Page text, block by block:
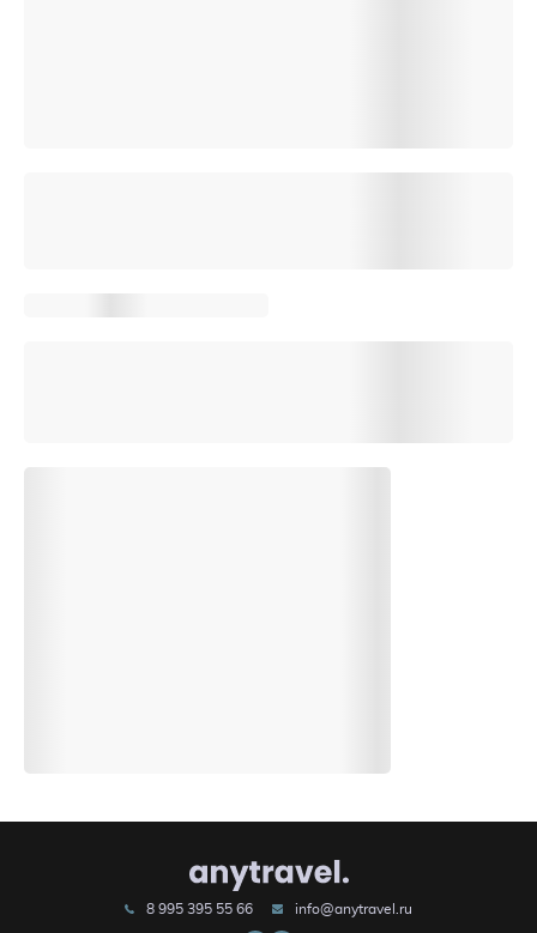
8 995 395 55 66 info@anytravel.ru